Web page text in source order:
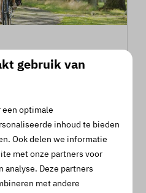
en ga eropuit. Het
een prachtige omgeving
gebruik van
een optimale
inhoud te bieden
Ook delen we informatie
met onze partners voor
analyse. Deze partners
met andere